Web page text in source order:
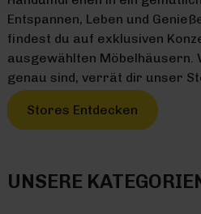
Entspannen, Leben und
findest du auf exklusiven
ausgewählten Möbelhäusern.
genau sind, verrät dir unser
Stores Entdecken
UNSERE